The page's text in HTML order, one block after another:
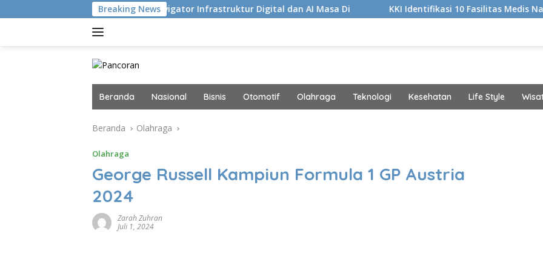
ke
Breaking News
Navigator Infrastruktur Digital dan AI Masa Di KKI Identifikasi 10 Fasilitas Medis Nakes yang
Beranda Nasional Bisnis Otomotif Olahraga Teknologi Kesehatan Life Style
Beranda Olahraga
Olahraga
George Russell Kampiun Formula 1 GP Austria
2024
Zarah Zuhran
Juli 1, 2024